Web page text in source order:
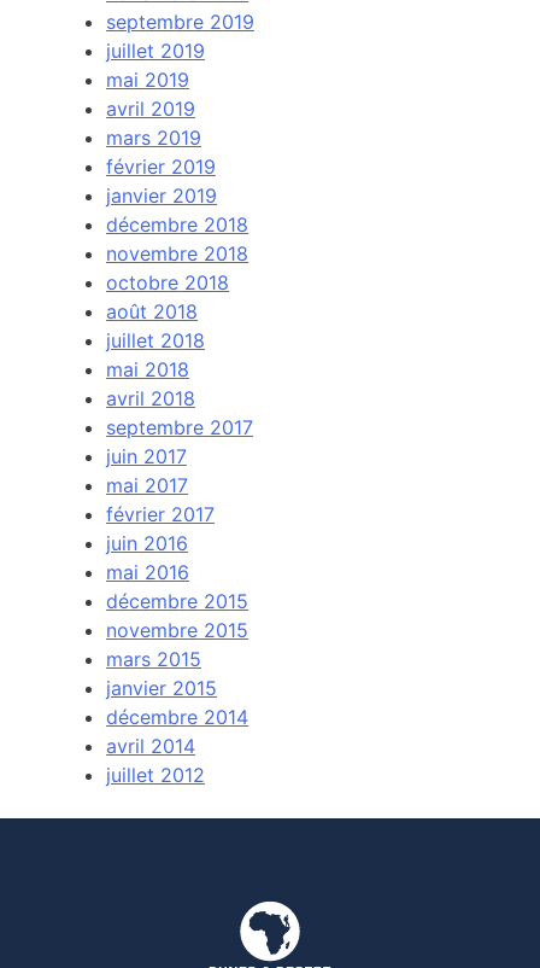
septembre 2019
juillet 2019
mai 2019
avril 2019
mars 2019
février 2019
janvier 2019
décembre 2018
novembre 2018
octobre 2018
août 2018
juillet 2018
mai 2018
avril 2018
septembre 2017
juin 2017
mai 2017
février 2017
juin 2016
mai 2016
décembre 2015
novembre 2015
mars 2015
janvier 2015
décembre 2014
avril 2014
juillet 2012